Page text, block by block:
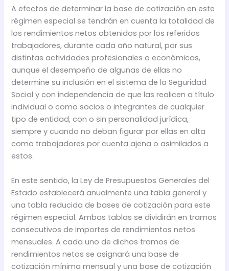
A efectos de determinar la base de cotización en este
régimen especial se tendrán en cuenta la totalidad de
los rendimientos netos obtenidos por los referidos
trabajadores, durante cada año natural, por sus
distintas actividades profesionales o económicas,
aunque el desempeño de algunas de ellas no
determine su inclusión en el sistema de la Seguridad
Social y con independencia de que las realicen a título
individual o como socios o integrantes de cualquier
tipo de entidad, con o sin personalidad jurídica,
siempre y cuando no deban figurar por ellas en alta
como trabajadores por cuenta ajena o asimilados a
estos.
En este sentido, la Ley de Presupuestos Generales del
Estado establecerá anualmente una tabla general y
una tabla reducida de bases de cotización para este
régimen especial. Ambas tablas se dividirán en tramos
consecutivos de importes de rendimientos netos
mensuales. A cada uno de dichos tramos de
rendimientos netos se asignará una base de
cotización mínima mensual y una base de cotización